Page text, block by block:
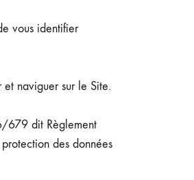
vous identifier
naviguer sur le Site.
679 dit Règlement
des données